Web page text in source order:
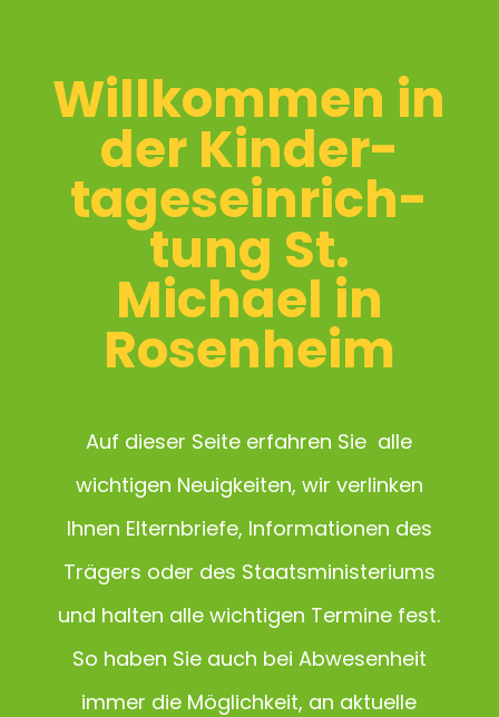
Willkommen in
der Kinder­
tages­einrich­
tung St.
Michael in
Rosenheim
Auf dieser Seite erfahren Sie alle
wichtigen Neuigkeiten, wir verlinken
Ihnen Elternbriefe, Informationen des
Trägers oder des Staatsministeriums
und halten alle wichtigen Termine fest.
So haben Sie auch bei Abwesenheit
immer die Möglichkeit, an aktuelle